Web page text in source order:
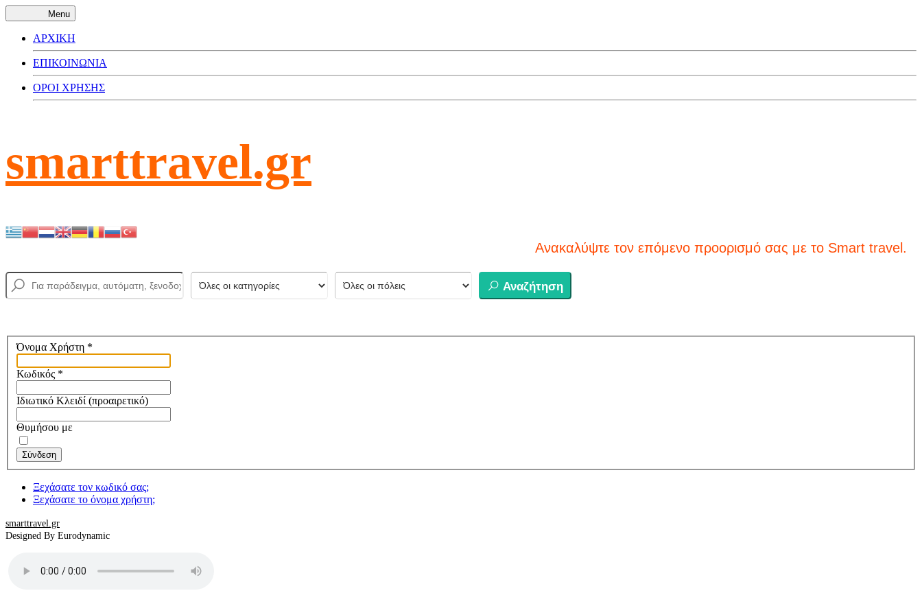
Menu
ΑΡΧΙΚΗ
ΕΠΙΚΟΙΝΩΝΙΑ
ΟΡΟΙ ΧΡΗΣΗΣ
smarttravel.gr
Ανακαλύψτε τον επόμενο προορισμό σας με το Smart travel.
Αναζήτηση
Όνομα Χρήστη *
Κωδικός *
Ιδιωτικό Κλειδί (προαιρετικό)
Θυμήσου με
Σύνδεση
Ξεχάσατε τον κωδικό σας;
Ξεχάσατε το όνομα χρήστη;
smarttravel.gr
Designed By Eurodynamic